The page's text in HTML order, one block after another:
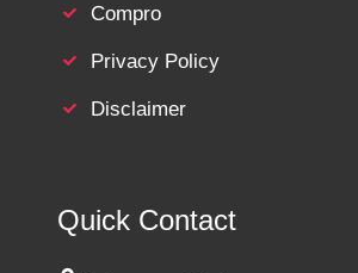
Compro
Privacy Policy
Disclaimer
Quick Contact